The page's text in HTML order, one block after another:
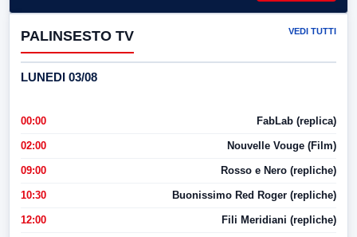
PALINSESTO TV VEDI TUTTI
LUNEDI 03/08
00:00 FabLab (replica)
02:00 Nouvelle Vouge (Film)
09:00 Rosso e Nero (repliche)
10:30 Buonissimo Red Roger (repliche)
12:00 Fili Meridiani (repliche)